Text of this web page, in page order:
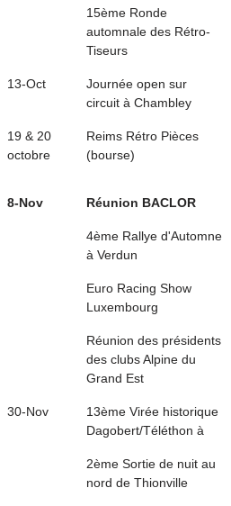
15ème Ronde
automnale des Rétro-
Tiseurs
13-Oct
Journée open sur
circuit à Chambley
19 & 20
octobre
Reims Rétro Pièces
(bourse)
8-Nov Réunion BACLOR
4ème Rallye d'Automne
à Verdun
Euro Racing Show
Luxembourg
Réunion des présidents
des clubs Alpine du
Grand Est
30-Nov
13ème Virée historique
Dagobert/Téléthon à
2ème Sortie de nuit au
nord de Thionville